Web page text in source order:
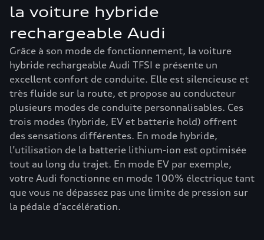
la voiture hybride
rechargeable Audi
Grâce à son mode de fonctionnement, la voiture
hybride rechargeable Audi TFSI e présente un
excellent confort de conduite. Elle est silencieuse et
très fluide sur la route, et propose au conducteur
plusieurs modes de conduite personnalisables. Ces
trois modes (hybride, EV et batterie hold) offrent
des sensations différentes. En mode hybride,
l’utilisation de la batterie lithium-ion est optimisée
tout au long du trajet. En mode EV par exemple,
votre Audi fonctionne en mode 100% électrique tant
que vous ne dépassez pas une limite de pression sur
la pédale d’accélération.